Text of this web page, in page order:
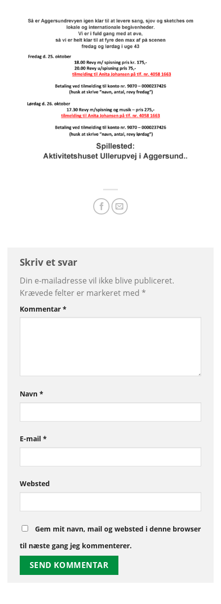
Skriv et svar
Din e-mailadresse vil ikke blive publiceret.
Krævede felter er markeret med *
Kommentar *
Navn *
E-mail *
Websted
Gem mit navn, mail og websted i denne browser
til næste gang jeg kommenterer.